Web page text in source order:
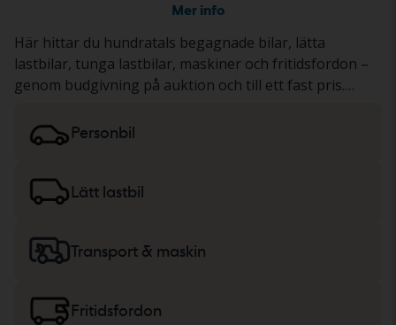
Mer info
Här hittar du hundratals begagnade bilar, lätta
lastbilar, tunga lastbilar, maskiner och fritidsfordon –
genom budgivning på auktion och till ett fast pris.
test eller dokumenterats utifrån ett standardiserat
protokoll. Resultatet presenterar vi i
lätta lastbilareller
Personbil
Lätt lastbil
Transport & maskin
Fritidsfordon